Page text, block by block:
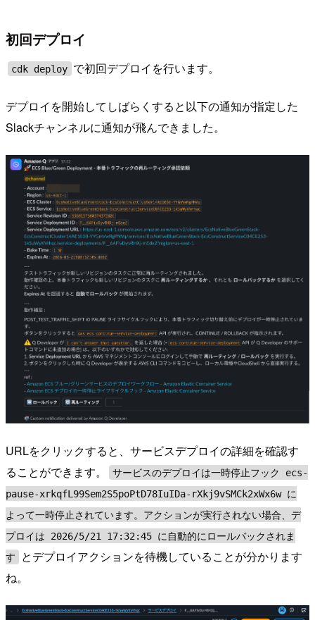
初回デプロイ
cdk deploy で初回デプロイを行います。
デプロイを開始してしばらくすると以下の通知が指定した
Slackチャンネルに通知が飛んできました。
URLをクリックすると、サービスデプロイの詳細を確認す
ることができます。
サービスのデプロイは一時停止フック ecs-
pause-xrkqfL99Sem2S5poPtD78IuIDa-rXkj9vSMCk2xWx6w に
よって一時停止されています。アクションが実行されない場合、デ
プロイは 2026/5/21 17:32:45 に自動的にロールバックされま
す
とデプロイアクションを待機していることが分かります
ね。